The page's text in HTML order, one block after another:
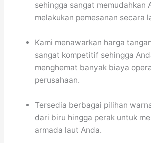
sehingga sangat memudahkan
melakukan pemesanan secara
Kami menawarkan harga
sangat kompetitif sehingga
menghemat banyak biaya
perusahaan.
Tersedia berbagai pilihan
dari biru hingga perak untuk
armada laut Anda.